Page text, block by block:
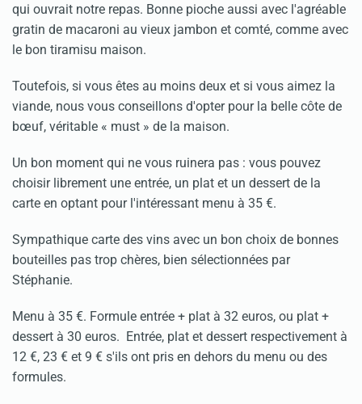
qui ouvrait notre repas. Bonne pioche aussi avec l'agréable
gratin de macaroni au vieux jambon et comté, comme avec
le bon tiramisu maison.
Toutefois, si vous êtes au moins deux et si vous aimez la
viande, nous vous conseillons d'opter pour la belle côte de
bœuf, véritable « must » de la maison.
Un bon moment qui ne vous ruinera pas : vous pouvez
choisir librement une entrée, un plat et un dessert de la
carte en optant pour l'intéressant menu à 35 €.
Sympathique carte des vins avec un bon choix de bonnes
bouteilles pas trop chères, bien sélectionnées par
Stéphanie.
Menu à 35 €. Formule entrée + plat à 32 euros, ou plat +
dessert à 30 euros. Entrée, plat et dessert respectivement à
12 €, 23 € et 9 € s'ils ont pris en dehors du menu ou des
formules.